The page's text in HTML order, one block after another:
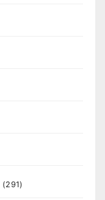
(291)